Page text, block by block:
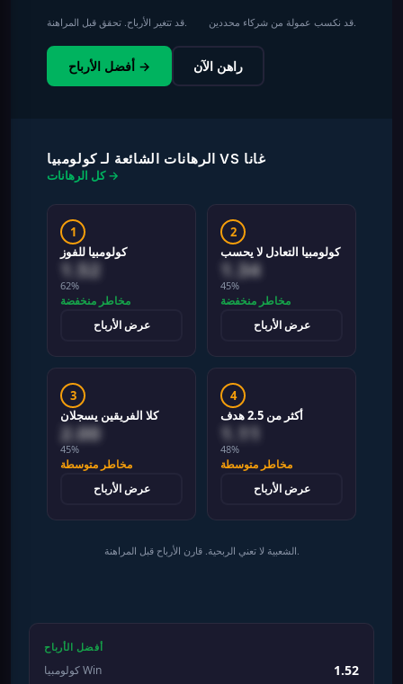
قد تتغير الأرباح. تحقق قبل المراهنة. قد نكسب عمولة من شركاء محددين.
أفضل الأرباح → راهن الآن
الرهانات الشائعة لـ كولومبيا VS غانا
كل الرهانات →
1
كولومبيا للفوز
1.52
62%
مخاطر منخفضة
عرض الأرباح
2
كولومبيا التعادل لا يحسب
1.34
45%
مخاطر منخفضة
عرض الأرباح
3
كلا الفريقين يسجلان
2.00
45%
مخاطر متوسطة
عرض الأرباح
4
أكثر من 2.5 هدف
1.11
48%
مخاطر متوسطة
عرض الأرباح
الشعبية لا تعني الربحية. قارن الأرباح قبل المراهنة.
أفضل الأرباح
كولومبيا Win 1.52